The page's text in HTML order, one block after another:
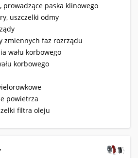
prowadzące paska klinowego
uszczelki odmy
zmiennych faz rozrządu
wału korbowego
korbowego
powietrza
filtra oleju